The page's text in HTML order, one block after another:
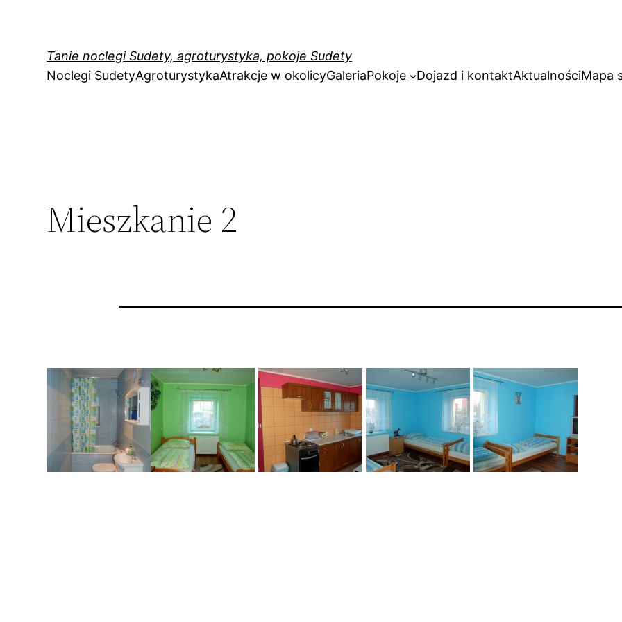
Tanie noclegi Sudety, agroturystyka, pokoje Sudety
Noclegi SudetyAgroturystykaAtrakcje w okolicyGaleriaPokoje Dojazd i kontaktAktualnościMapa
Mieszkanie 2